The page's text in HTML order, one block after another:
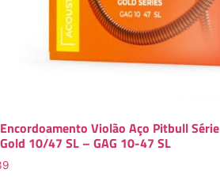
Encordoamento Violão Aço Pitbull Série
Gold 10/47 SL – GAG 10-47 SL